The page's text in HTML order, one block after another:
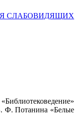
СЛАБОВИДЯЩИХ
Ф. Потанина «Белые